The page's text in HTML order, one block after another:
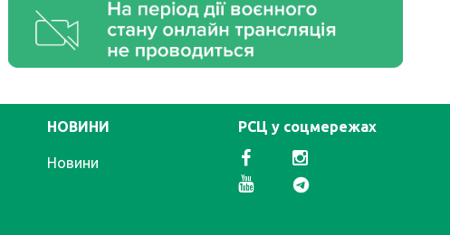
НОВИНИ
Новини
РСЦ у соцмережах